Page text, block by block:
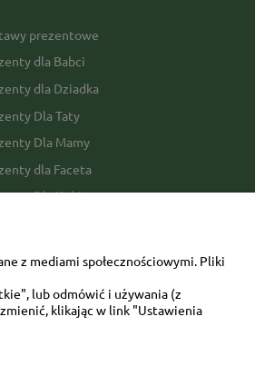
prezentowe
dla Babci
dla Dziadka
Dla Taty
Dla Mamy
dla Faceta
Dla Kobiety
z mediami społecznościowymi. Pliki
lub odmówić i używania (z
klikając w link "Ustawienia